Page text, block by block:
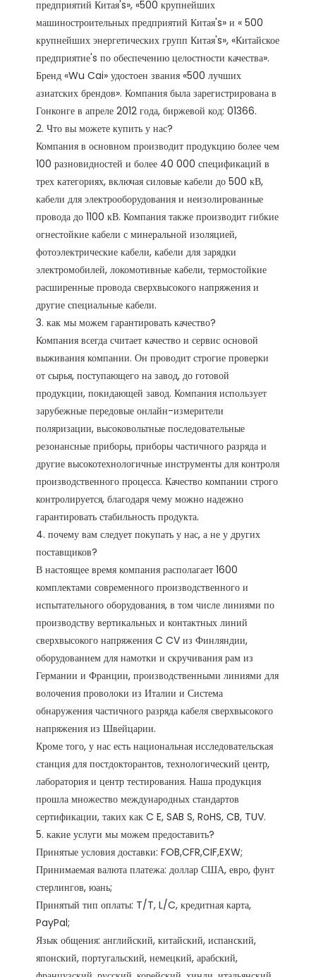
предприятий Китая's», «500 крупнейших
машиностроительных предприятий Китая's» и « 500
крупнейших энергетических групп Китая's», «Китайское
предприятие's по обеспечению целостности качества».
Бренд «Wu Cai» удостоен звания «500 лучших
азиатских брендов». Компания была зарегистрирована в
Гонконге в апреле 2012 года, биржевой код: 01366.
2. Что вы можете купить у нас?
Компания в основном производит продукцию более чем
100 разновидностей и более 40 000 спецификаций в
трех категориях, включая силовые кабели до 500 кВ,
кабели для электрооборудования и неизолированные
провода до 1100 кВ. Компания также производит гибкие
огнестойкие кабели с минеральной изоляцией,
фотоэлектрические кабели, кабели для зарядки
электромобилей, локомотивные кабели, термостойкие
расширенные провода сверхвысокого напряжения и
другие специальные кабели.
3. как мы можем гарантировать качество?
Компания всегда считает качество и сервис основой
выживания компании. Он проводит строгие проверки
от сырья, поступающего на завод, до готовой
продукции, покидающей завод. Компания использует
зарубежные передовые онлайн-измерители
поляризации, высоковольтные последовательные
резонансные приборы, приборы частичного разряда и
другие высокотехнологичные инструменты для контроля
производственного процесса. Качество компании строго
контролируется, благодаря чему можно надежно
гарантировать стабильность продукта.
4. почему вам следует покупать у нас, а не у других
поставщиков?
В настоящее время компания располагает 1600
комплектами современного производственного и
испытательного оборудования, в том числе линиями по
производству вертикальных и контактных линий
сверхвысокого напряжения C CV из Финляндии,
оборудованием для намотки и скручивания рам из
Германии и Франции, производственными линиями для
волочения проволоки из Италии и Система
обнаружения частичного разряда кабеля сверхвысокого
напряжения из Швейцарии.
Кроме того, у нас есть национальная исследовательская
станция для постдокторантов, технологический центр,
лаборатория и центр тестирования. Наша продукция
прошла множество международных стандартов
сертификации, таких как C E, SAB S, RoHS, CB, TUV.
5. какие услуги мы можем предоставить?
Принятые условия доставки: FOB,CFR,CIF,EXW;
Принимаемая валюта платежа: доллар США, евро, фунт
стерлингов, юань;
Принятый тип оплаты: T/T, L/C, кредитная карта,
PayPal;
Язык общения: английский, китайский, испанский,
японский, португальский, немецкий, арабский,